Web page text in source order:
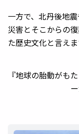
一方で、北丹後地
災害とそこからの
た歴史文化と言えま
『地球の胎動がも